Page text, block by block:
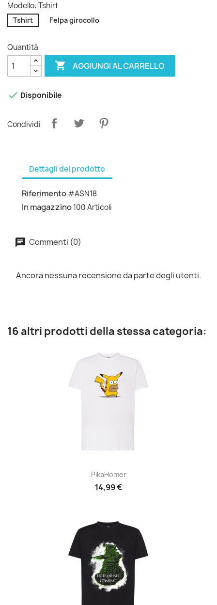
Modello: Tshirt
Tshirt Felpa girocollo
Quantità
 AGGIUNGI AL CARRELLO
 Disponibile
Condividi
Dettagli del prodotto
Riferimento#ASN18
In magazzino100 Articoli
Commenti (0)
Ancora nessuna recensione da parte degli utenti.
16 altri prodotti della stessa categoria:
PikaHomer
14,99 €